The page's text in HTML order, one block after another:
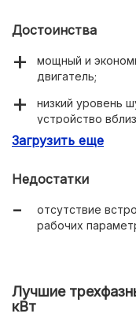
Достоинства
мощный и
двигатель;
низкий уровень
устройство
вместительный
Загрузить еще
Недостатки
отсутствие
рабочих
Лучшие
кВт